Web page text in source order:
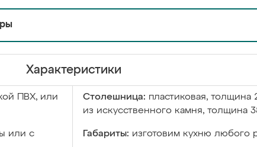
Характеристики
ПВХ, или
Столешница: пластиковая,
из искусственного камня, толщина
или с
Габариты: изготовим кухню любого